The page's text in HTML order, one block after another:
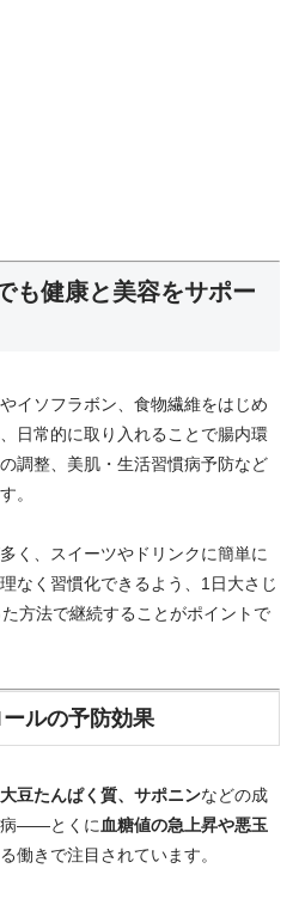
も健康と美容をサポー
イソフラボン、食物繊維をはじめ
日常的に取り入れることで腸内環
調整、美肌・生活習慣病予防など
。
く、スイーツやドリンクに簡単に
なく習慣化できるよう、1日大さじ
方法で継続することがポイントで
ルの予防効果
豆たんぱく質、サポニンなどの成
病――とくに 血糖値の急上昇や悪玉
働きで注目されています。